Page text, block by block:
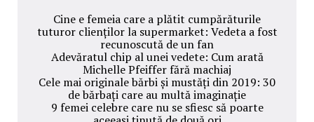
Cine e femeia care a plătit cumpărăturile
tuturor clienților la supermarket: Vedeta a fost
recunoscută de un fan
Adevăratul chip al unei vedete: Cum arată
Michelle Pfeiffer fără machiaj
Cele mai originale bărbi și mustăți din 2019: 30
de bărbați care au multă imaginație
9 femei celebre care nu se sfiesc să poarte